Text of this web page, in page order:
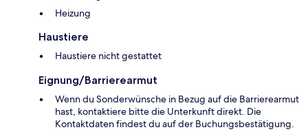
Heizung
Haustiere
Haustiere nicht gestattet
Eignung/Barrierearmut
Wenn du Sonderwünsche in Bezug auf die Barrierearmut
hast, kontaktiere bitte die Unterkunft direkt. Die
Kontaktdaten findest du auf der Buchungsbestätigung.